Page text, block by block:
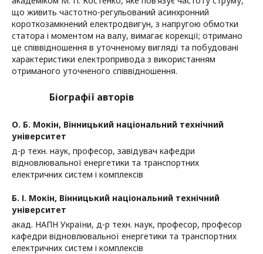
що живить частотно-регульований асинхронний
короткозамкнений електродвигун, з напругою обмотки
статора і моментом на валу, вимагає корекції; отримано
це співвідношення в уточненому вигляді та побудовані
характеристики електропривода з використанням
отриманого уточненого співвідношення.
Біографії авторів
О. Б. Мокін, Вінницький національний технічний
університет
д-р техн. наук, професор, завідувач кафедри
відновлювальної енергетики та транспортних
електричних систем і комплексів
Б. І. Мокін, Вінницький національний технічний
університет
акад. НАПН України, д-р техн. наук, професор, професор
кафедри відновлювальної енергетики та транспортних
електричних систем і комплексів